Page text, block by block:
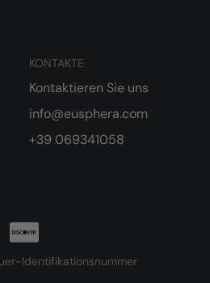
KONTAKTE
Kontaktieren Sie uns
info@eusphera.com
+39 069341058
Identifikationsnummer